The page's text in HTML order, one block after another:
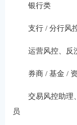
银行类
支行 / 分行风
运营风控、反
券商 / 基金 /
交易风控助理
员